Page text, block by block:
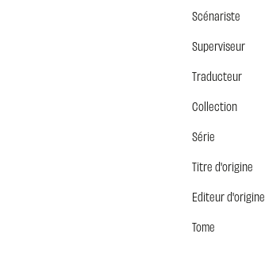
Scénariste
Superviseur
Traducteur
Collection
Série
Titre d'origine
Editeur d'origine
Tome